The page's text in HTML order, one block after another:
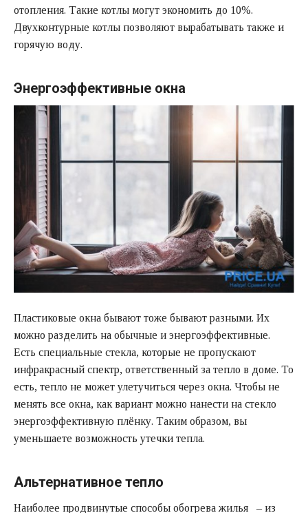
отопления. Такие котлы могут экономить до 10%.
Двухконтурные котлы позволяют вырабатывать также и
горячую воду.
Энергоэффективные окна
Пластиковые окна бывают тоже бывают разными. Их
можно разделить на обычные и энергоэффективные.
Есть специальные стекла, которые не пропускают
инфракрасный спектр, ответственный за тепло в доме. То
есть, тепло не может улетучиться через окна. Чтобы не
менять все окна, как вариант можно нанести на стекло
энергоэффективную плёнку. Таким образом, вы
уменьшаете возможность утечки тепла.
Альтернативное тепло
Наиболее продвинутые способы обогрева жилья – из